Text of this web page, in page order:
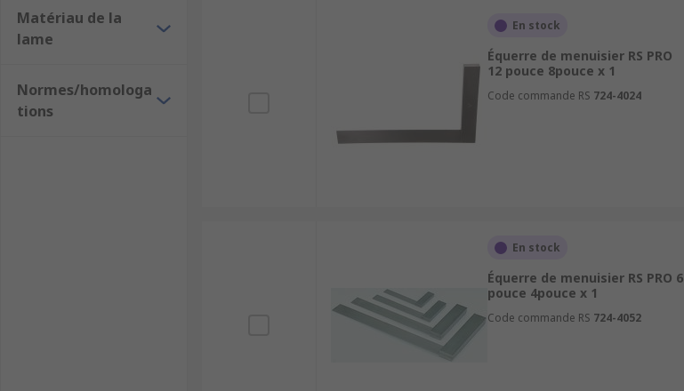
Matériau de la
lame
Normes/homologa
tions
En stock
Équerre de menuisier RS PRO
12 pouce 8pouce x 1
Code commande RS 724-4024
En stock
Équerre de menuisier RS PRO 6
pouce 4pouce x 1
Code commande RS 724-4052